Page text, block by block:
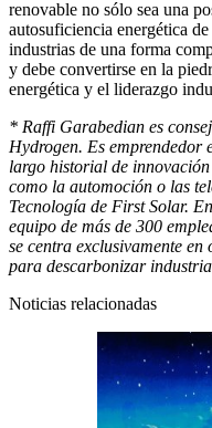
renovable no sólo sea una
autosuficiencia energética
industrias de una forma
y debe convertirse en la
energética y el liderazgo
* Raffi Garabedian es
Hydrogen. Es emprendedor
largo historial de
como la automoción o las
Tecnología de First Solar.
equipo de más de 300
se centra exclusivamente
para descarbonizar
Noticias relacionadas